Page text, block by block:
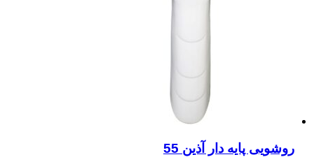
روشویی پایه دار آذین 55